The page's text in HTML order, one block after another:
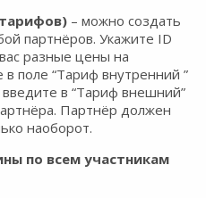
– можно создать
партнёров. Укажите ID
разные цены на
поле “Тариф внутренний ”
в “Тариф внешний”
Партнёр должен
наоборот.
по всем участникам